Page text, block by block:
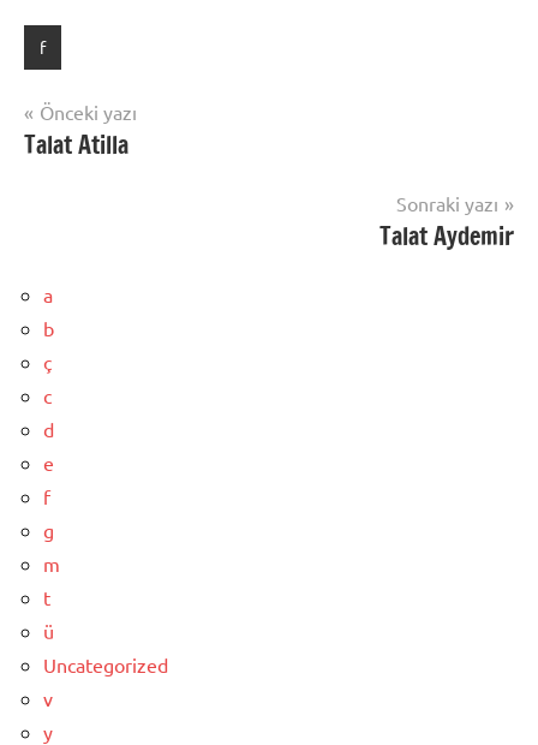
f
Yazı
gezinmesi
Önceki yazı
Talat Atilla
Sonraki yazı
Talat Aydemir
a
b
ç
c
d
e
f
g
m
t
ü
Uncategorized
v
y